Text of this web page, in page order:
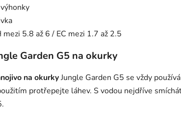
5.8 až 6 / EC mezi 1.7 až 2.5
Garden G5 na okurky
na okurkyJungle Garden G5 se vždy používá
protřepejte láhev. S vodou nejdříve